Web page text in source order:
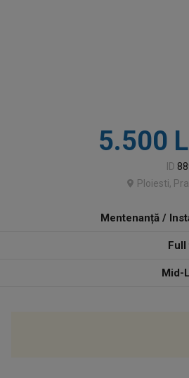
5.500
ID
Ploiesti,
Mentenanță /
Full
Mid-